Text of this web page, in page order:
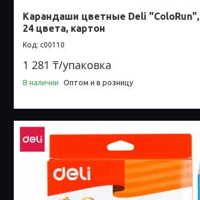
Карандаши цветные Deli "ColoRun",
24 цвета, картон
c00110
1 281 ₸/упаковка
В наличии Оптом и в розницу